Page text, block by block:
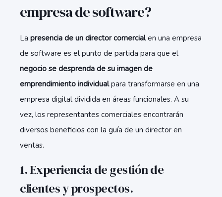
empresa de software?
La presencia de un director comercialen una empresa
de software es el punto de partida para que el
negocio se desprenda de su imagen de
emprendimiento individualpara transformarse en una
empresa digital dividida en áreas funcionales. A su
vez, los representantes comerciales encontrarán
diversos beneficios con la guía de un director en
ventas.
1. Experiencia de gestión de
clientes y prospectos.